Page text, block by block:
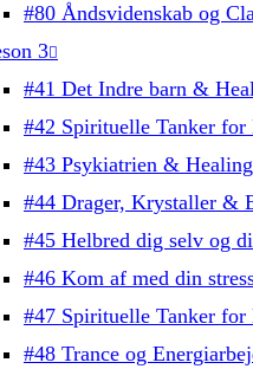
#80 Åndsvidenskab og
3
#41 Det Indre barn &
#42 Spirituelle Tanker for
#43 Psykiatrien & Healing
#44 Drager, Krystaller &
#45 Helbred dig selv og
#46 Kom af med din
#47 Spirituelle Tanker for
#48 Trance og